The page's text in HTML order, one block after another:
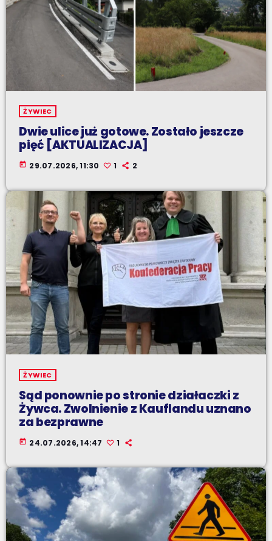
ŻYWIEC
Dwie ulice już gotowe. Zostało jeszcze
pięć [AKTUALIZACJA]
today 29.07.2026, 11:30 1 2
ŻYWIEC
Sąd ponownie po stronie działaczki z
Żywca. Zwolnienie z Kauflandu uznano
za bezprawne
today 24.07.2026, 14:47 1